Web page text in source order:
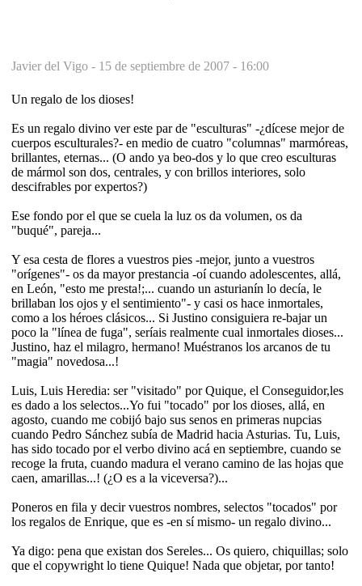
Javier del Vigo - 15 de septiembre de 2007 - 16:00
Un regalo de los dioses!
Es un regalo divino ver este par de "esculturas" -¿dícese mejor de
cuerpos esculturales?- en medio de cuatro "columnas" marmóreas,
brillantes, eternas... (O ando ya beo-dos y lo que creo esculturas
de mármol son dos, centrales, y con brillos interiores, solo
descifrables por expertos?)
Ese fondo por el que se cuela la luz os da volumen, os da
"buqué", pareja...
Y esa cesta de flores a vuestros pies -mejor, junto a vuestros
"orígenes"- os da mayor prestancia -oí cuando adolescentes, allá,
en León, "esto me presta!;... cuando un asturianín lo decía, le
brillaban los ojos y el sentimiento"- y casi os hace inmortales,
como a los héroes clásicos... Si Justino consiguiera re-bajar un
poco la "línea de fuga", seríais realmente cual inmortales dioses...
Justino, haz el milagro, hermano! Muéstranos los arcanos de tu
"magia" novedosa...!
Luis, Luis Heredia: ser "visitado" por Quique, el Conseguidor,les
es dado a los selectos...Yo fui "tocado" por los dioses, allá, en
agosto, cuando me cobijó bajo sus senos en primeras nupcias
cuando Pedro Sánchez subía de Madrid hacia Asturias. Tu, Luis,
has sido tocado por el verbo divino acá en septiembre, cuando se
recoge la fruta, cuando madura el verano camino de las hojas que
caen, amarillas...! (¿O es a la viceversa?)...
Poneros en fila y decir vuestros nombres, selectos "tocados" por
los regalos de Enrique, que es -en sí mismo- un regalo divino...
Ya digo: pena que existan dos Sereles... Os quiero, chiquillas; solo
que el copywright lo tiene Quique! Nada que objetar, por tanto!